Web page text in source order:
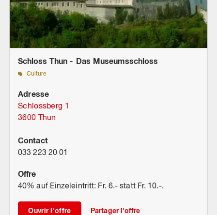
Schloss Thun - Das Museumsschloss
Culture
Adresse
Schlossberg 1
3600 Thun
Contact
033 223 20 01
Offre
40% auf Einzeleintritt: Fr. 6.- statt Fr. 10.-.
Ouvrir l'offre Partager l'offre